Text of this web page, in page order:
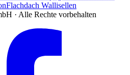
Flachdach Wallisellen
· Alle Rechte vorbehalten